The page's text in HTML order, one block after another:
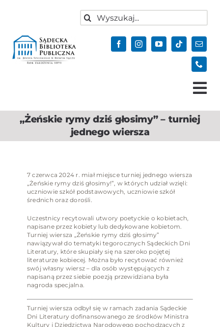
Szukaj
Aktualności
Oferta
Kontakt
Do pobrania
„Żeńskie rymy dziś głosimy” – turniej
jednego wiersza
7 czerwca 2024 r. miał miejsce turniej jednego wiersza
„Żeńskie rymy dziś głosimy!”, w których udział wzięli:
uczniowie szkół podstawowych, uczniowie szkół
średnich oraz dorośli.
Uczestnicy recytowali utwory poetyckie o kobietach,
napisane przez kobiety lub dedykowane kobietom.
Turniej wiersza „Żeńskie rymy dziś głosimy”
nawiązywał do tematyki tegorocznych Sądeckich Dni
Literatury, które skupiały się na szeroko pojętej
literaturze kobiecej. Można było recytować również
swój własny wiersz – dla osób występujących z
napisaną przez siebie poezją przewidziana była
nagroda specjalna.
Turniej wiersza odbył się w ramach zadania Sądeckie
Dni Literatury dofinansowanego ze środków Ministra
Kultury i Dziedzictwa Narodowego pochodzących z